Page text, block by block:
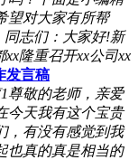
望对大家有所帮
同志们：大家好!新
隆重召开xx公司xx
发言稿
尊敬的老师，亲爱
今天我有这个宝贵
，有没有感觉到我
也真的真是相当的